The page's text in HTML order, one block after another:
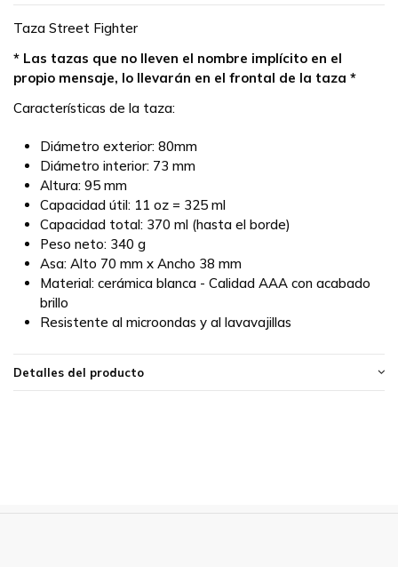
Taza Street Fighter
* Las tazas que no lleven el nombre implícito en el
propio mensaje, lo llevarán en el frontal de la taza *
Características de la taza:
Diámetro exterior: 80mm
Diámetro interior: 73 mm
Altura: 95 mm
Capacidad útil: 11 oz = 325 ml
Capacidad total: 370 ml (hasta el borde)
Peso neto: 340 g
Asa: Alto 70 mm x Ancho 38 mm
Material: cerámica blanca - Calidad AAA con acabado
brillo
Resistente al microondas y al lavavajillas
Detalles del producto